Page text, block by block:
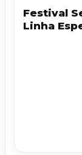
Festival
Linha